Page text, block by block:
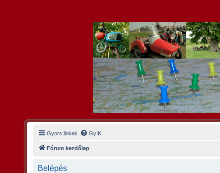
Gyors linkek GyIK
Fórum kezdőlap
Belépés